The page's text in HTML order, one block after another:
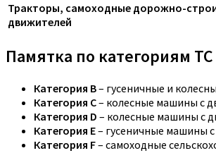
Тракторы, самоходные дорожно-
движителей
Памятка по категориям ТС
Категория B– гусеничные и
Категория C– колесные машины с
Категория D – колесные машины с
Категория E– гусеничные машины
Категория F– самоходные